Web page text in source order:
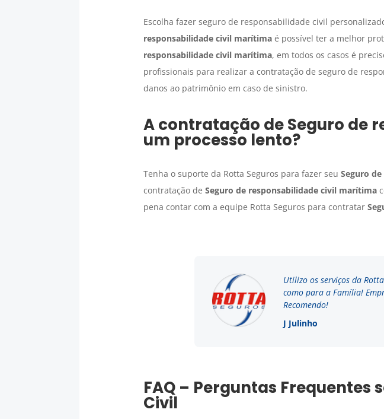
Escolha fazer seguro de responsabilidade civil
responsabilidade civil marítimaé possível ter a melhor
responsabilidade civil marítima, em todos os casos é
profissionais para realizar a contratação de seguro de
danos ao patrimônio em caso de sinistro.
A contratação deSeguro de
um processo lento?
Tenha o suporte da Rotta Seguros para fazer seu Seguro de
contratação de Seguro de responsabilidade civil marítima
pena contar com a equipe Rotta Seguros para contratar
Utilizo os serviços da
como para a Família!
Recomendo!
J Julinho
FAQ – Perguntas Frequentes
Civil